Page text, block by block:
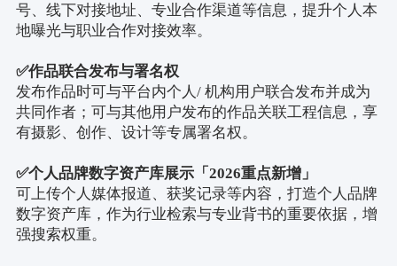
号、线下对接地址、专业合作渠道等信息，提升个人本
地曝光与职业合作对接效率。
✅作品联合发布与署名权
发布作品时可与平台内个人/ 机构用户联合发布并成为
共同作者；可与其他用户发布的作品关联工程信息，享
有摄影、创作、设计等专属署名权。
✅个人品牌数字资产库展示「 2026重点新增」
可上传个人媒体报道、获奖记录等内容，打造个人品牌
数字资产库，作为行业检索与专业背书的重要依据，增
强搜索权重。